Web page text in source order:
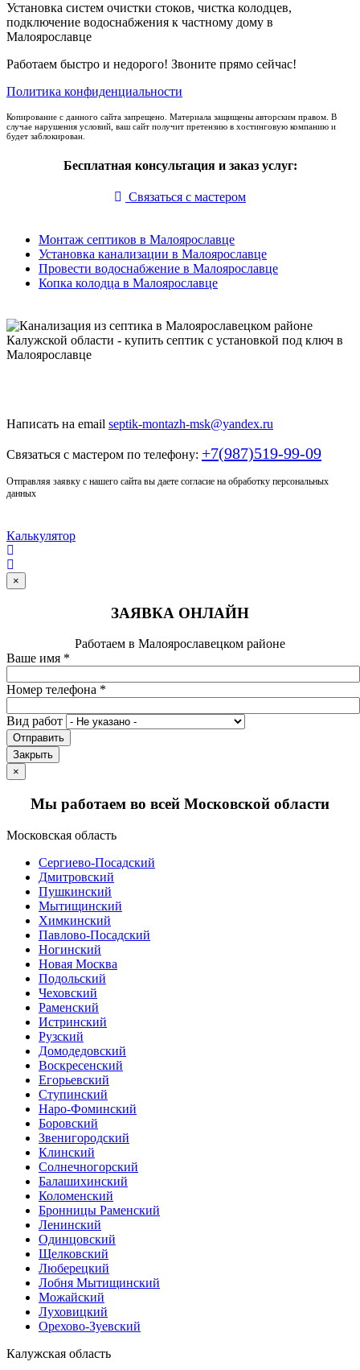
Установка систем очистки стоков, чистка колодцев,
подключение водоснабжения к частному дому в
Малоярославце
Работаем быстро и недорого! Звоните прямо сейчас!
Политика конфиденциальности
Копирование с данного сайта запрещено. Материала защищены авторским правом. В
случае нарушения условий, ваш сайт получит претензию в хостинговую компанию и
будет заблокирован.
Бесплатная консультация и заказ услуг:
Связаться с мастером
Монтаж септиков в Малоярославце
Установка канализации в Малоярославце
Провести водоснабжение в Малоярославце
Копка колодца в Малоярославце
Написать на email septik-montazh-msk@yandex.ru
Связаться с мастером по телефону: +7(987)519-99-09
Отправляя заявку с нашего сайта вы даете согласие на обработку персональных
данных
Калькулятор
×
ЗАЯВКА ОНЛАЙН
Работаем в Малоярославецком районе
Ваше имя *
Номер телефона *
Вид работ
Отправить
Закрыть
×
Мы работаем во всей Московской области
Московская область
Сергиево-Посадский
Дмитровский
Пушкинский
Мытищинский
Химкинский
Павлово-Посадский
Ногинский
Новая Москва
Подольский
Чеховский
Раменский
Истринский
Рузский
Домодедовский
Воскресенский
Егорьевский
Ступинский
Наро-Фоминский
Боровский
Звенигородский
Клинский
Солнечногорский
Балашихинский
Коломенский
Бронницы Раменский
Ленинский
Одинцовский
Щелковский
Люберецкий
Лобня Мытищинский
Можайский
Луховицкий
Орехово-Зуевский
Калужская область